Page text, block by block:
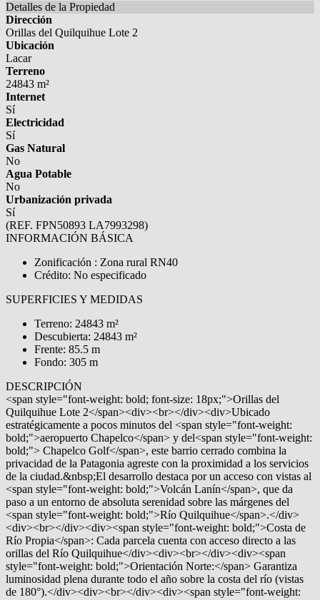
Detalles de la Propiedad
Dirección
Orillas del Quilquihue Lote 2
Ubicación
Lacar
Terreno
24843 m²
Internet
Sí
Electricidad
Sí
Gas Natural
No
Agua Potable
No
Urbanización privada
Sí
(REF. FPN50893 LA7993298)
INFORMACIÓN BÁSICA
Zonificación : Zona rural RN40
Crédito: No especificado
SUPERFICIES Y MEDIDAS
Terreno: 24843 m²
Descubierta: 24843 m²
Frente: 85.5 m
Fondo: 305 m
DESCRIPCIÓN
<span style="font-weight: bold; font-size: 18px;">Orillas del
Quilquihue Lote 2</span><div><br></div><div>Ubicado
estratégicamente a pocos minutos del <span style="font-weight:
bold;">aeropuerto Chapelco</span> y del<span style="font-weight:
bold;"> Chapelco Golf</span>, este barrio cerrado combina la
privacidad de la Patagonia agreste con la proximidad a los servicios
de la ciudad.&nbsp;El desarrollo destaca por un acceso con vistas al
<span style="font-weight: bold;">Volcán Lanín</span>, que da
paso a un entorno de absoluta serenidad sobre las márgenes del
<span style="font-weight: bold;">Río Quilquihue</span>.</div>
<div><br></div><div><span style="font-weight: bold;">Costa de
Río Propia</span>: Cada parcela cuenta con acceso directo a las
orillas del Río Quilquihue</div><div><br></div><div><span
style="font-weight: bold;">Orientación Norte:</span> Garantiza
luminosidad plena durante todo el año sobre la costa del río (vistas
de 180°).</div><div><br></div><div><span style="font-weight: